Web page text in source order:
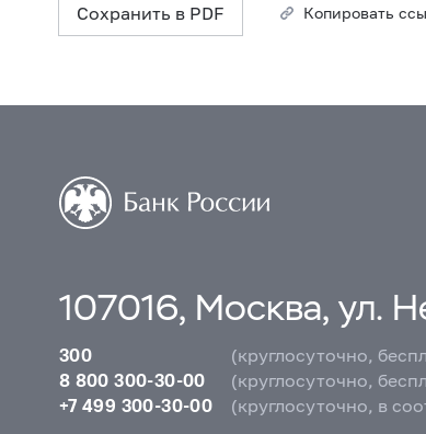
Сохранить в PDF Копировать
107016, Москва, ул.
300
(круглосуточно,
8 800 300-30-00
(круглосуточно,
+7 499 300-30-00
(круглосуточно, в